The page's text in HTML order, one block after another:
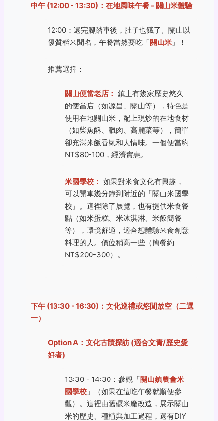
中午 (12:00 - 13:30)：在地風味午餐 - 關山米體驗
12:00：還完腳踏車後，肚子也餓了。關山以
優質稻米聞名，午餐當然要吃「關山米 」！
推薦選擇：
關山便當老店： 鎮上有幾家歷史悠久
的便當店（如源昌、關山等），特色是
使用在地關山米，配上現炒的在地食材
（如柴魚酥、臘肉、高麗菜等），簡單
卻充滿米飯香氣和人情味。一個便當約
NT$80-100，經濟實惠。
米國學校： 如果對米食文化有興趣，
可以開車幾分鐘到附近的「關山米國學
校」。這裡除了展覽，也有提供米食餐
點（如米蛋糕、米冰淇淋、米飯簡餐
等），環境舒適，適合想體驗米食創意
料理的人。價位稍高一些（簡餐約
NT$200-300）。
下午 (13:30 - 16:30)：文化巡禮或悠閒放空（二選
一）
Option A：文化古蹟探訪 (適合文青/歷史愛
好者)
13:30 - 14:30：參觀「關山鎮農會米
國學校 」（如果在這吃午餐就順便參
觀）。這裡由舊碾米廠改造，展示關山
米的歷史、種植與加工過程，還有DIY